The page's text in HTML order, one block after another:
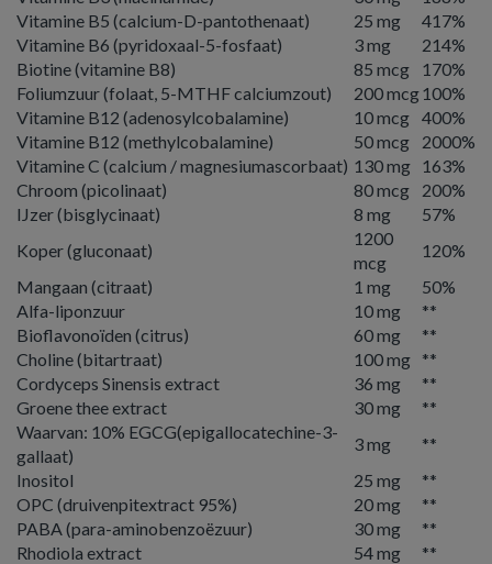
Vitamine B5 (calcium-D-pantothenaat)
25 mg
417%
Vitamine B6 (pyridoxaal-5-fosfaat)
3 mg
214%
Biotine (vitamine B8)
85 mcg
170%
Foliumzuur (folaat, 5-MTHF calciumzout)
200 mcg100%
Vitamine B12 (adenosylcobalamine)
10 mcg 400%
Vitamine B12 (methylcobalamine)
50 mcg
2000%
Vitamine C (calcium / magnesiumascorbaat) 130 mg 163%
Chroom (picolinaat)
80 mcg
200%
IJzer (bisglycinaat)
8 mg
57%
Koper (gluconaat)
1200
mcg
120%
Mangaan (citraat)
1 mg
50%
Alfa-liponzuur
10 mg
**
Bioflavonoïden (citrus)
60 mg
**
Choline (bitartraat)
100 mg **
Cordyceps Sinensis extract
36 mg
**
Groene thee extract
30 mg
**
Waarvan: 10% EGCG(epigallocatechine-3-
gallaat)
3 mg
**
Inositol
25 mg
**
OPC (druivenpitextract 95%)
20 mg
**
PABA (para-aminobenzoëzuur)
30 mg
**
Rhodiola extract
54 mg
**